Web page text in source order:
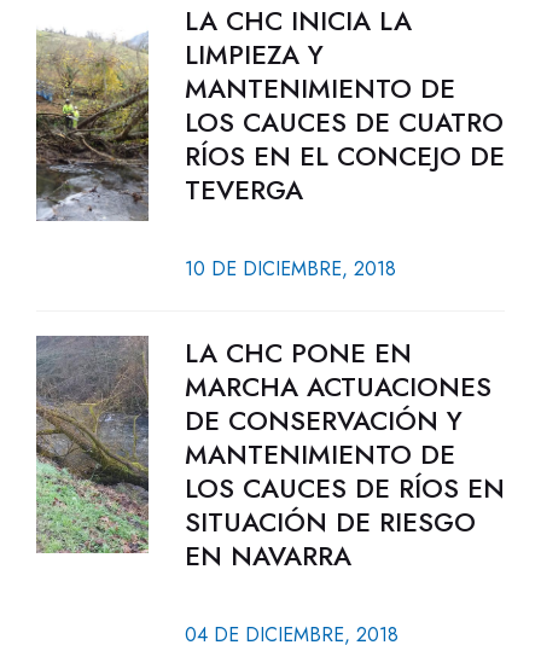
LA CHC INICIA LA
LIMPIEZA Y
MANTENIMIENTO DE
LOS CAUCES DE CUATRO
RÍOS EN EL CONCEJO DE
TEVERGA
10 DE DICIEMBRE, 2018
LA CHC PONE EN
MARCHA ACTUACIONES
DE CONSERVACIÓN Y
MANTENIMIENTO DE
LOS CAUCES DE RÍOS EN
SITUACIÓN DE RIESGO
EN NAVARRA
04 DE DICIEMBRE, 2018